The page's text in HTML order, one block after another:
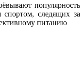
популярность
следящих за
питанию